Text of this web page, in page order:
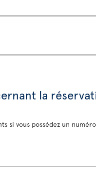
la
si vous possédez un